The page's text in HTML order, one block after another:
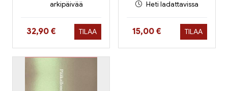
arkipäivää
Hinta nyt
32,90 € TILAA
Heti ladattavissa
Hinta nyt
15,00 € TILAA